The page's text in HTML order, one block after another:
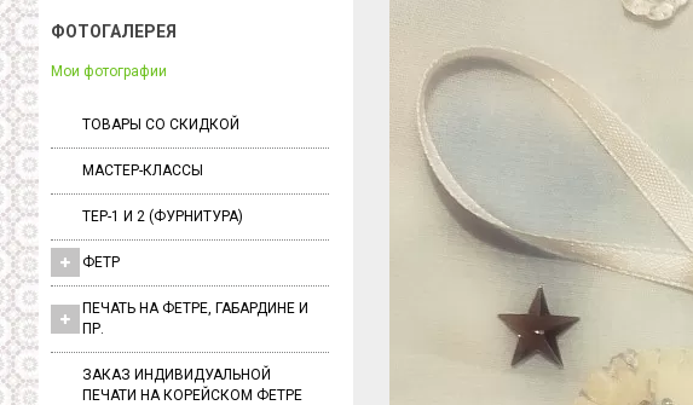
ФОТОГАЛЕРЕЯ
Мои фотографии
ТОВАРЫ СО СКИДКОЙ
МАСТЕР-КЛАССЫ
ТЕР-1 И 2 (ФУРНИТУРА)
ФЕТР
ПЕЧАТЬ НА ФЕТРЕ, ГАБАРДИНЕ И
ПР.
ЗАКАЗ ИНДИВИДУАЛЬНОЙ
ПЕЧАТИ НА КОРЕЙСКОМ ФЕТРЕ